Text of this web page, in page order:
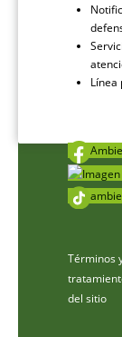
Línea
Términos
del sitio